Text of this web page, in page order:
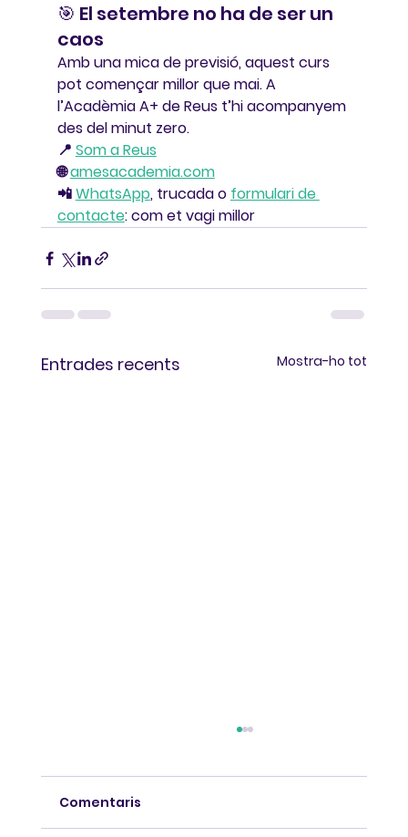
🎯 El setembre no ha de ser un
caos
Amb una mica de previsió, aquest curs
pot començar millor que mai. A
l’Acadèmia A+ de Reus t’hi acompanyem
des del minut zero.
📍 Som a Reus
🌐 amesacademia.com
📲 WhatsApp, trucada o formulari de
contacte: com et vagi millor
Entrades recents Mostra-ho tot
Comentaris